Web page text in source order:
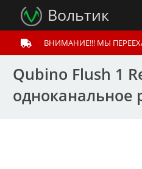
Вольтик
ВНИМАНИЕ!!! МЫ
Qubino Flush 1
одноканальное